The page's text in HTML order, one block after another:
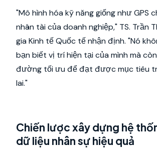
"Mô hình hóa kỹ năng giống như GPS
nhân tài của doanh nghiệp," TS. Trần
gia Kinh tế Quốc tế nhận định. "Nó
bạn biết vị trí hiện tại của mình mà
đường tối ưu để đạt được mục tiêu
lai."
Chiến lược xây dựng hệ
dữ liệu nhân sự hiệu quả